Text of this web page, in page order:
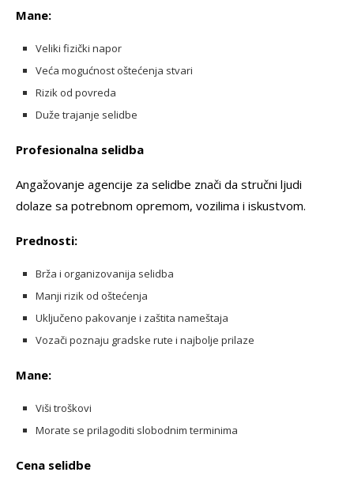
Mane:
Veliki fizički napor
Veća mogućnost oštećenja stvari
Rizik od povreda
Duže trajanje selidbe
Profesionalna selidba
Angažovanje agencije za selidbe znači da stručni ljudi
dolaze sa potrebnom opremom, vozilima i iskustvom.
Prednosti:
Brža i organizovanija selidba
Manji rizik od oštećenja
Uključeno pakovanje i zaštita nameštaja
Vozači poznaju gradske rute i najbolje prilaze
Mane:
Viši troškovi
Morate se prilagoditi slobodnim terminima
Cena selidbe